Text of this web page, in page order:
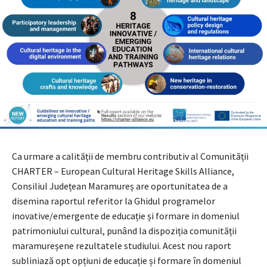
Ca urmare a calității de membru contributiv al Comunității
CHARTER – European Cultural Heritage Skills Alliance,
Consiliul Județean Maramureș are oportunitatea de a
disemina raportul referitor la Ghidul programelor
inovative/emergente de educație și formare in domeniul
patrimoniului cultural, punând la dispoziția comunității
maramureșene rezultatele studiului. Acest nou raport
subliniază opt opțiuni de educație și formare în domeniul